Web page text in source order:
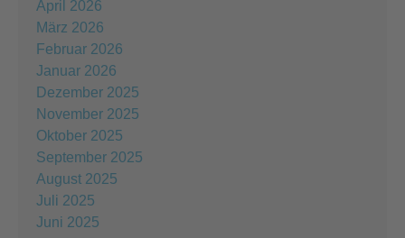
April 2026
März 2026
Februar 2026
Januar 2026
Dezember 2025
November 2025
Oktober 2025
September 2025
August 2025
Juli 2025
Juni 2025